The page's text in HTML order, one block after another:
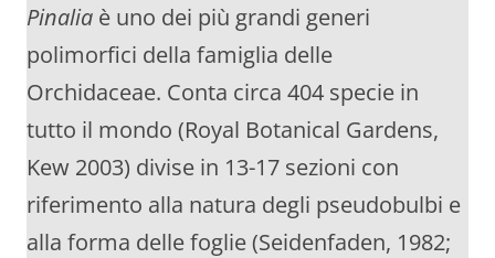
Pinalia è uno dei più grandi generi
polimorfici della famiglia delle
Orchidaceae. Conta circa 404 specie in
tutto il mondo (Royal Botanical Gardens,
Kew 2003) divise in 13-17 sezioni con
riferimento alla natura degli pseudobulbi e
alla forma delle foglie (Seidenfaden, 1982;